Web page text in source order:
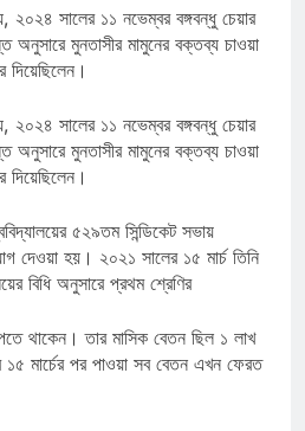
সালের ১১ নভেম্বর বঙ্গবন্ধু চেয়ার
অনুসারে মুনতাসীর মামুনের বক্তব্য চাওয়া
সালের ১১ নভেম্বর বঙ্গবন্ধু চেয়ার
অনুসারে মুনতাসীর মামুনের বক্তব্য চাওয়া
৫২৯তম সিন্ডিকেট সভায়
দেওয়া হয়। ২০২১ সালের ১৫ মার্চ তিনি
বিধি অনুসারে প্রথম শ্রেণির
থাকেন। তার মাসিক বেতন ছিল ১ লাখ
মার্চের পর পাওয়া সব বেতন এখন ফেরত